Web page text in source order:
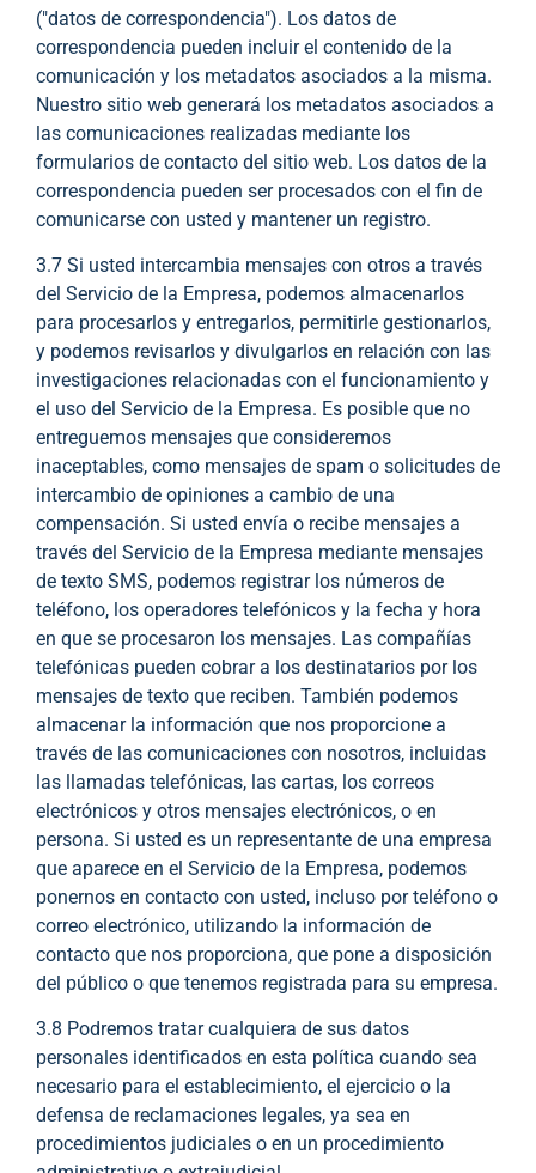
("datos de correspondencia"). Los datos de
correspondencia pueden incluir el contenido de la
comunicación y los metadatos asociados a la misma.
Nuestro sitio web generará los metadatos asociados a
las comunicaciones realizadas mediante los
formularios de contacto del sitio web. Los datos de la
correspondencia pueden ser procesados con el fin de
comunicarse con usted y mantener un registro.
3.7 Si usted intercambia mensajes con otros a través
del Servicio de la Empresa, podemos almacenarlos
para procesarlos y entregarlos, permitirle gestionarlos,
y podemos revisarlos y divulgarlos en relación con las
investigaciones relacionadas con el funcionamiento y
el uso del Servicio de la Empresa. Es posible que no
entreguemos mensajes que consideremos
inaceptables, como mensajes de spam o solicitudes de
intercambio de opiniones a cambio de una
compensación. Si usted envía o recibe mensajes a
través del Servicio de la Empresa mediante mensajes
de texto SMS, podemos registrar los números de
teléfono, los operadores telefónicos y la fecha y hora
en que se procesaron los mensajes. Las compañías
telefónicas pueden cobrar a los destinatarios por los
mensajes de texto que reciben. También podemos
almacenar la información que nos proporcione a
través de las comunicaciones con nosotros, incluidas
las llamadas telefónicas, las cartas, los correos
electrónicos y otros mensajes electrónicos, o en
persona. Si usted es un representante de una empresa
que aparece en el Servicio de la Empresa, podemos
ponernos en contacto con usted, incluso por teléfono o
correo electrónico, utilizando la información de
contacto que nos proporciona, que pone a disposición
del público o que tenemos registrada para su empresa.
3.8 Podremos tratar cualquiera de sus datos
personales identificados en esta política cuando sea
necesario para el establecimiento, el ejercicio o la
defensa de reclamaciones legales, ya sea en
procedimientos judiciales o en un procedimiento